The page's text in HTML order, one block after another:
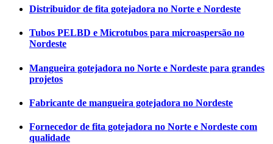
Distribuidor de fita gotejadora no Norte e Nordeste
Tubos PELBD e Microtubos para microaspersão no
Nordeste
Mangueira gotejadora no Norte e Nordeste para grandes
projetos
Fabricante de mangueira gotejadora no Nordeste
Fornecedor de fita gotejadora no Norte e Nordeste com
qualidade